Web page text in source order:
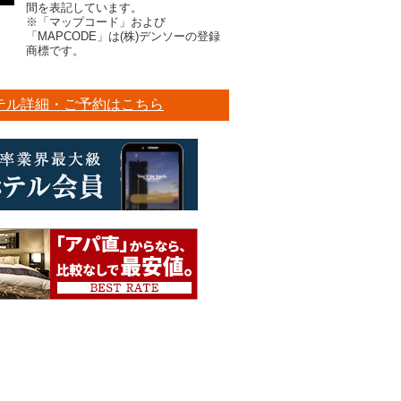
間を表記しています。
※「マップコード」および
「MAPCODE」は(株)デンソーの登録
商標です。
ル詳細・ご予約はこちら